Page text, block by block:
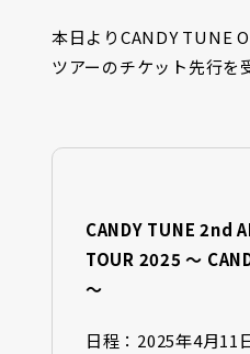
本日よりCANDY TUNE
ツアーのチケット先行を
CANDY TUNE 2nd
TOUR 2025 〜
〜
日程：2025年4月11